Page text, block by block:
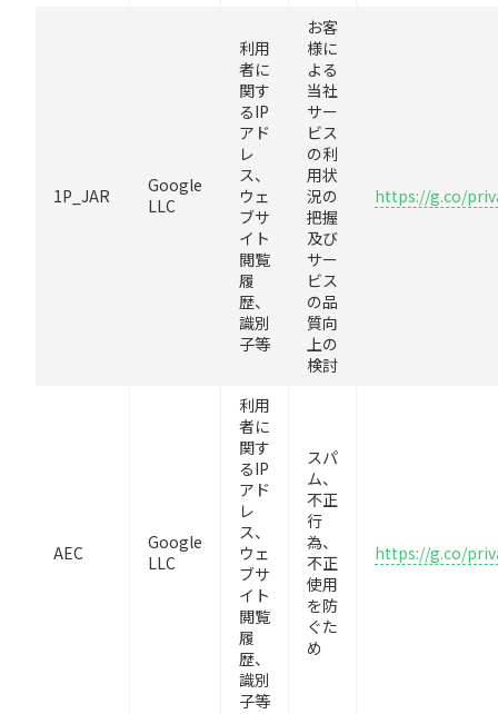
1P_JAR
Google
LLC
利用
者に
関す
るIP
アド
レ
ス、
ウェ
ブサ
イト
閲覧
履
歴、
識別
子等
お客
様に
よる
当社
サー
ビス
の利
用状
況の
把握
及び
サー
ビス
の品
質向
上の
検討
https://g.co/
AEC
Google
LLC
利用
者に
関す
るIP
アド
レ
ス、
ウェ
ブサ
イト
閲覧
履
歴、
識別
子等
スパ
ム、
不正
行
為、
不正
使用
を防
ぐた
め
https://g.co/